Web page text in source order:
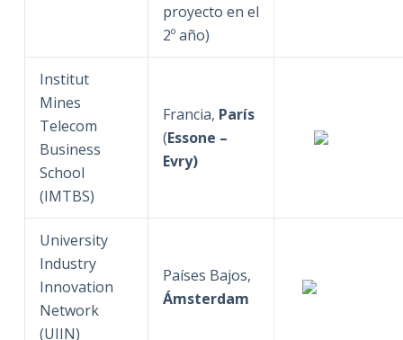
proyecto en el
2º año)
Institut
Mines
Telecom
Business
School
(IMTBS)
Francia, París
(Essone –
Evry)
University
Industry
Innovation
Network
(UIIN)
Países Bajos,
Ámsterdam